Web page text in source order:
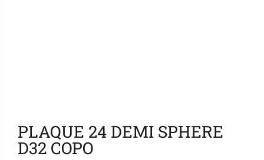
PLAQUE 24 DEMI SPHERE
D32 COPO